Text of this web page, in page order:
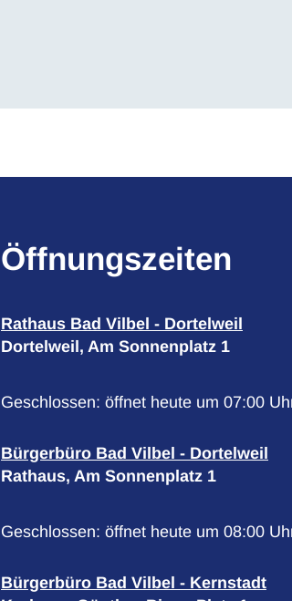
Öffnungszeiten
Rathaus Bad Vilbel - Dortelweil
Dortelweil, Am Sonnenplatz 1
Klicken, um weitere Öffnungs- oder
Geschlossen: öffnet heute um 07:00
Bürgerbüro Bad Vilbel - Dortelweil
Rathaus, Am Sonnenplatz 1
Klicken, um weitere Öffnungs- oder
Geschlossen: öffnet heute um 08:00
Bürgerbüro Bad Vilbel - Kernstadt